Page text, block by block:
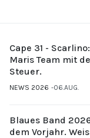
Cape 31 -
Maris Team mit
Steuer.
NEWS 2026 06.AUG.
Blaues Band
dem Vorjahr.